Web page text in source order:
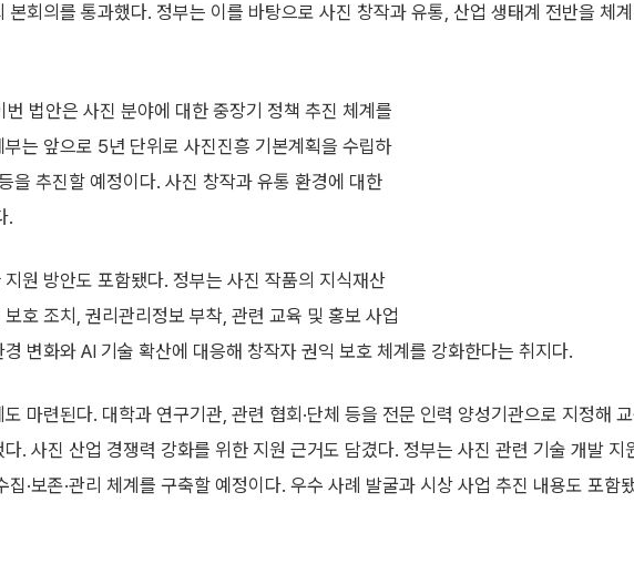
본회의를 통과했다. 정부는 이를 바탕으로 사진 창작과 유통, 산업 생태계 전반을 체계
법안은 사진 분야에 대한 중장기 정책 추진 체계를
는 앞으로 5년 단위로 사진진흥 기본계획을 수립하
을 추진할 예정이다. 사진 창작과 유통 환경에 대한
.
원 방안도 포함됐다. 정부는 사진 작품의 지식재산
호 조치, 권리관리정보 부착, 관련 교육 및 홍보 사업
변화와 AI 기술 확산에 대응해 창작자 권익 보호 체계를 강화한다는 취지다.
마련된다. 대학과 연구기관, 관련 협회·단체 등을 전문 인력 양성기관으로 지정해 교
. 사진 산업 경쟁력 강화를 위한 지원 근거도 담겼다. 정부는 사진 관련 기술 개발 지
·보존·관리 체계를 구축할 예정이다. 우수 사례 발굴과 시상 사업 추진 내용도 포함